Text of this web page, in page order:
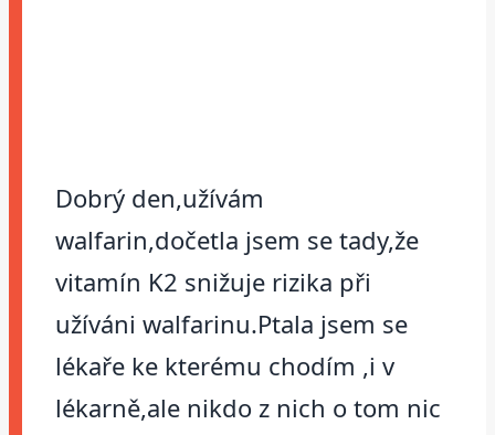
Dobrý den,užívám
walfarin,dočetla jsem se tady,že
vitamín K2 snižuje rizika při
užíváni walfarinu.Ptala jsem se
lékaře ke kterému chodím ,i v
lékarně,ale nikdo z nich o tom nic